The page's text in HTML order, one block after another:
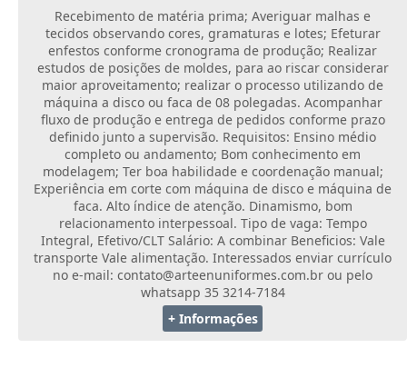
Recebimento de matéria prima; Averiguar malhas e
tecidos observando cores, gramaturas e lotes; Efeturar
enfestos conforme cronograma de produção; Realizar
estudos de posições de moldes, para ao riscar considerar
maior aproveitamento; realizar o processo utilizando de
máquina a disco ou faca de 08 polegadas. Acompanhar
fluxo de produção e entrega de pedidos conforme prazo
definido junto a supervisão. Requisitos: Ensino médio
completo ou andamento; Bom conhecimento em
modelagem; Ter boa habilidade e coordenação manual;
Experiência em corte com máquina de disco e máquina de
faca. Alto índice de atenção. Dinamismo, bom
relacionamento interpessoal. Tipo de vaga: Tempo
Integral, Efetivo/CLT Salário: A combinar Beneficios: Vale
transporte Vale alimentação. Interessados enviar currículo
no e-mail: contato@arteenuniformes.com.br ou pelo
whatsapp 35 3214-7184
+ Informações